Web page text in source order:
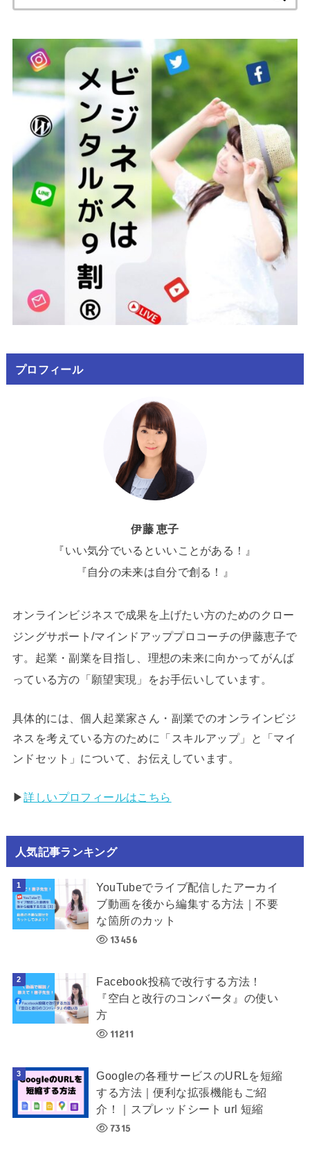
索:
プロフィール
伊藤 恵子
『いい気分でいるといいことがある！』
『自分の未来は自分で創る！』
オンラインビジネスで成果を上げたい方のためのクロー
ジングサポート/マインドアッププロコーチの伊藤恵子で
す。起業・副業を目指し、理想の未来に向かってがんば
っている方の「願望実現」をお手伝いしています。
具体的には、個人起業家さん・副業でのオンラインビジ
ネスを考えている方のために「スキルアップ」と「マイ
ンドセット」について、お伝えしています。
▶︎詳しいプロフィールはこちら
人気記事ランキング
YouTubeでライブ配信したアーカイ
ブ動画を後から編集する方法｜不要
な箇所のカット
13456
Facebook投稿で改行する方法！
『空白と改行のコンバータ』の使い
方
11211
Googleの各種サービスのURLを短縮
する方法｜便利な拡張機能もご紹
介！｜スプレッドシート url 短縮
7315